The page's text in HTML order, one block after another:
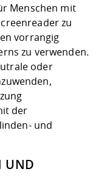
Menschen mit
zu
vorrangig
zu verwenden.
oder
der
und
UND